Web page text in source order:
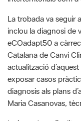
eCOadapt50 a
Catalana de Canvi
actualització
exposar casos
diagnosis als plans
Maria Casanovas,
La jornada va
experimentals al
agricultor Eugeni